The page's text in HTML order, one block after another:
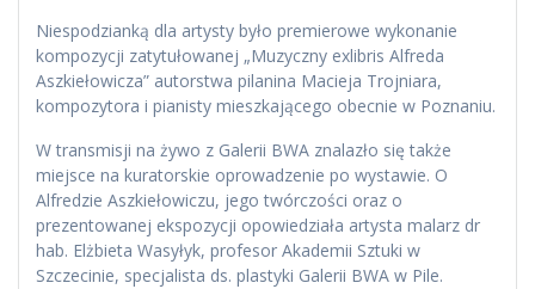
Niespodzianką dla artysty było premierowe wykonanie
kompozycji zatytułowanej „Muzyczny exlibris Alfreda
Aszkiełowicza” autorstwa pilanina Macieja Trojniara,
kompozytora i pianisty mieszkającego obecnie w Poznaniu.
W transmisji na żywo z Galerii BWA znalazło się także
miejsce na kuratorskie oprowadzenie po wystawie. O
Alfredzie Aszkiełowiczu, jego twórczości oraz o
prezentowanej ekspozycji opowiedziała artysta malarz dr
hab. Elżbieta Wasyłyk, profesor Akademii Sztuki w
Szczecinie, specjalista ds. plastyki Galerii BWA w Pile.